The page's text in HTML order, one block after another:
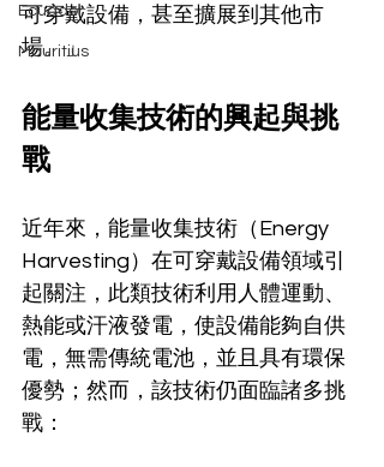
Ecuador
Mauritius
可穿戴設備，甚至擴展到其他市
場。」
能量收集技術的興起與挑
戰
近年來，能量收集技術（Energy
Harvesting）在可穿戴設備領域引
起關注，此類技術利用人體運動、
熱能或汗液發電，使設備能夠自供
電，無需傳統電池，並且具有環保
優勢；然而，該技術仍面臨諸多挑
戰：